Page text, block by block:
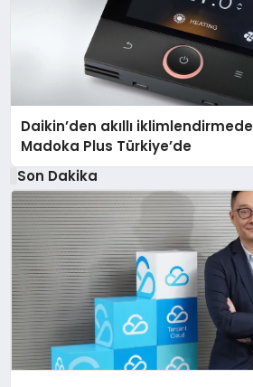
Daikin’den akıllı
Madoka Plus Türkiye’de
Son Dakika